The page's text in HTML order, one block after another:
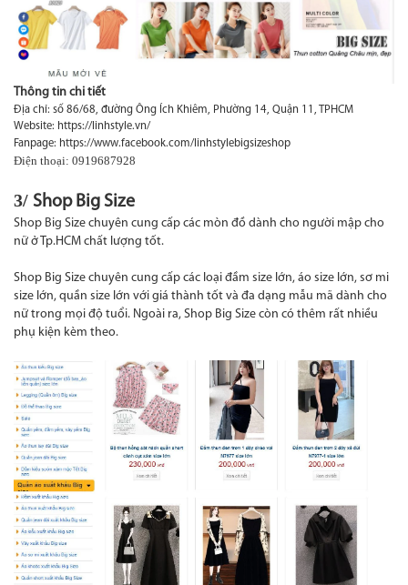
Thông tin chi tiết
Địa chỉ: số 86/68, đường Ông Ích Khiêm, Phường 14, Quận 11, TPHCM
Website: https://linhstyle.vn/
Fanpage: https://www.facebook.com/linhstylebigsizeshop
Điện thoại: 0919687928
3/ Shop Big Size
Shop Big Size chuyên cung cấp các mòn đồ dành cho người mập cho
nữ ở Tp.HCM chất lượng tốt.
Shop Big Size chuyên cung cấp các loại đầm size lớn, áo size lớn, sơ mi
size lớn, quần size lớn với giá thành tốt và đa dạng mẫu mã dành cho
nữ trong mọi độ tuổi. Ngoài ra, Shop Big Size còn có thêm rất nhiều
phụ kiện kèm theo.